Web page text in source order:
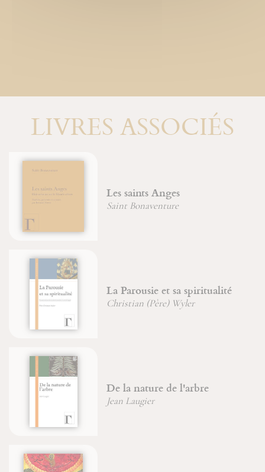
LIVRES ASSOCIÉS
Les saints Anges
Saint Bonaventure
La Parousie et sa spiritualité
Christian (Père) Wyler
De la nature de l'arbre